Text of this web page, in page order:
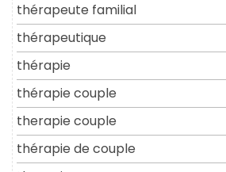
thérapeute familial
thérapeutique
thérapie
thérapie couple
therapie couple
thérapie de couple